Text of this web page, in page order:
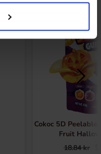
-50%
Cokoc 5D Peelable
Fruit
18.84 kr